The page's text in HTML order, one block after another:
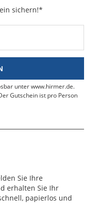
sichern!*
unter www.hirmer.de.
Gutschein ist pro Person
Sie Ihre
erhalten Sie Ihr
papierlos und